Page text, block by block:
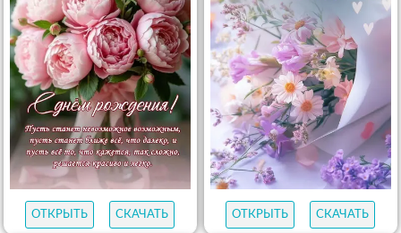
ОТКРЫТЬ СКАЧАТЬ ОТКРЫТЬ СКАЧАТЬ